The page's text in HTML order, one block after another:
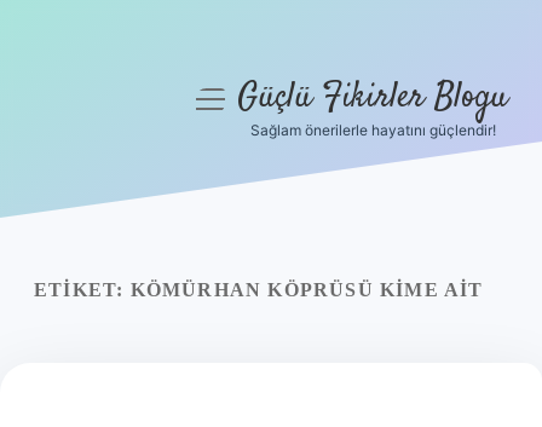
Yasal Uyarı
menüyüGüçlü Fikirler Blogu
Sağlam önerilerle hayatını güçlendir!
ETIKET: KÖMÜRHAN KÖPRÜSÜ KIME AIT